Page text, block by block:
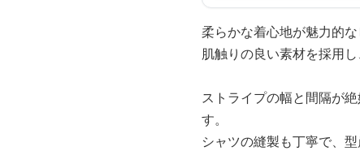
柔らかな着心地が魅力的
肌触りの良い素材を採用
ストライプの幅と間隔が
す。
シャツの縫製も丁寧で、